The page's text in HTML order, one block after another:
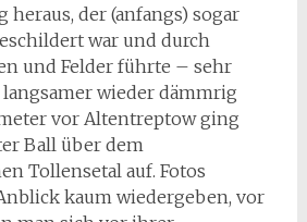
heraus, der (anfangs) sogar
war und durch
und Felder führte – sehr
langsamer wieder dämmrig
vor Altentreptow ging
Ball über dem
Tollensetal auf. Fotos
kaum wiedergeben, vor